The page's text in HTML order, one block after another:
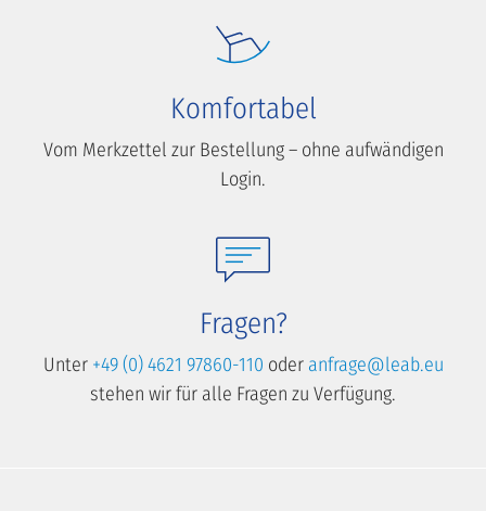
Komfortabel
Vom Merkzettel zur Bestellung – ohne aufwändigen
Login.
Fragen?
Unter +49 (0) 4621 97860-110 oder anfrage@leab.eu
stehen wir für alle Fragen zu Verfügung.